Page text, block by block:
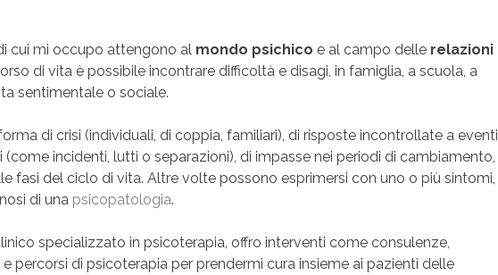
cui mi occupo attengono al mondo psichico e al campo delle relazioni
di vita è possibile incontrare difficoltà e disagi, in famiglia, a scuola, a
sentimentale o sociale.
di crisi (individuali, di coppia, familiari), di risposte incontrollate a eventi
incidenti, lutti o separazioni), di impasse nei periodi di cambiamento,
fasi del ciclo di vita. Altre volte possono esprimersi con uno o più sintomi,
di una psicopatologia.
specializzato in psicoterapia, offro interventi come consulenze,
percorsi di psicoterapia per prendermi cura insieme ai pazienti delle